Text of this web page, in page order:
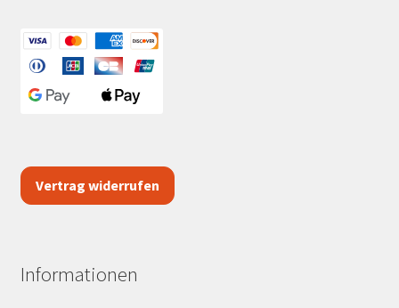
Vertrag widerrufen
Informationen